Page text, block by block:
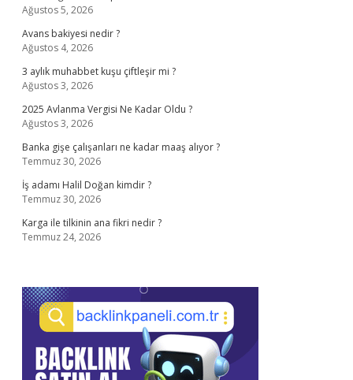
Ağustos 5, 2026
Avans bakiyesi nedir ?
Ağustos 4, 2026
3 aylık muhabbet kuşu çiftleşir mi ?
Ağustos 3, 2026
2025 Avlanma Vergisi Ne Kadar Oldu ?
Ağustos 3, 2026
Banka gişe çalışanları ne kadar maaş alıyor ?
Temmuz 30, 2026
İş adamı Halil Doğan kimdir ?
Temmuz 30, 2026
Karga ile tilkinin ana fikri nedir ?
Temmuz 24, 2026